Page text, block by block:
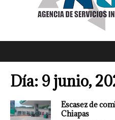
Día: 9 junio,
Escasez de
Chiapas